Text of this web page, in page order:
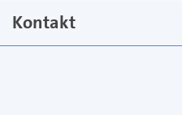
Kontakt